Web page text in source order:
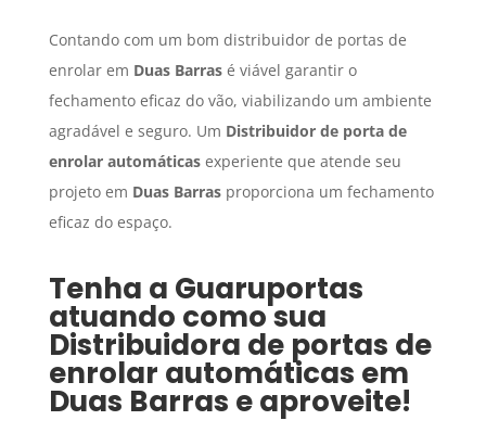
Contando com um bom distribuidor de portas de
enrolar em Duas Barrasé viável garantir o
fechamento eficaz do vão, viabilizando um ambiente
agradável e seguro. Um Distribuidor de porta de
enrolar automáticasexperiente que atende seu
projeto em Duas Barrasproporciona um fechamento
eficaz do espaço.
Tenha a Guaruportas
atuando como sua
Distribuidora de portas de
enrolar automáticas em
Duas Barras e aproveite!